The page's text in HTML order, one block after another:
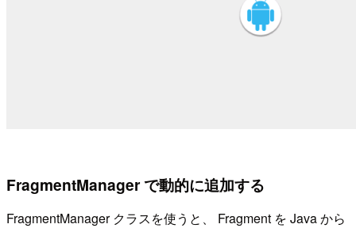
FragmentManager で動的に追加する
FragmentManager クラスを使うと、 Fragment を Java から